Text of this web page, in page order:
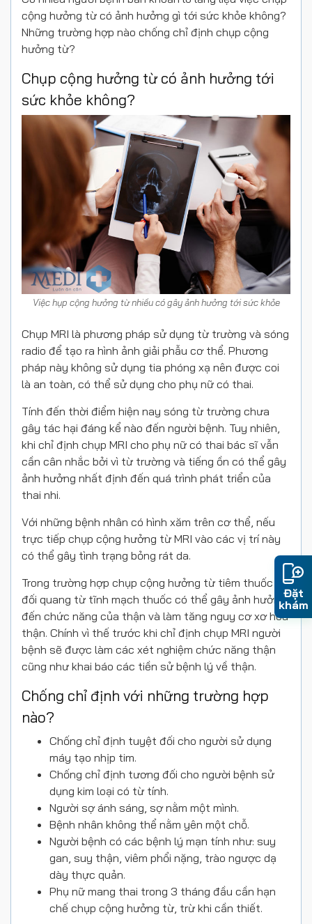
cộng hưởng từ có ảnh hưởng gì tới sức khỏe không?
Những trường hợp nào chống chỉ định chụp cộng
hưởng từ?
Chụp cộng hưởng từ có ảnh hưởng tới
sức khỏe không?
Việc hụp cộng hưởng từ nhiều có gây ảnh hưởng tới sức khỏe
Chụp MRI là phương pháp sử dụng từ trường và sóng
radio để tạo ra hình ảnh giải phẫu cơ thể. Phương
pháp này không sử dụng tia phóng xạ nên được coi
là an toàn, có thể sử dụng cho phụ nữ có thai.
Tính đến thời điểm hiện nay sóng từ trường chưa
gây tác hại đáng kể nào đến người bệnh. Tuy nhiên,
khi chỉ định chụp MRI cho phụ nữ có thai bác sĩ vẫn
cần cân nhắc bởi vì từ trường và tiếng ồn có thể gây
ảnh hưởng nhất định đến quá trình phát triển của
thai nhi.
Với những bệnh nhân có hình xăm trên cơ thể, nếu
trực tiếp chụp cộng hưởng từ MRI vào các vị trí này
có thể gây tình trạng bỏng rát da.
Trong trường hợp chụp cộng hưởng từ tiêm thuốc
đối quang từ tĩnh mạch thuốc có thể gây ảnh hưởng
đến chức năng của thận và làm tăng nguy cơ xơ hóa
thận. Chính vì thế trước khi chỉ định chụp MRI người
bệnh sẽ được làm các xét nghiệm chức năng thận
cũng như khai báo các tiền sử bệnh lý về thận.
Chống chỉ định với những trường hợp
nào?
Chống chỉ định tuyệt đối cho người sử dụng
máy tạo nhịp tim.
Chống chỉ định tương đối cho người bệnh sử
dụng kim loại có từ tính.
Người sợ ánh sáng, sợ nằm một mình.
Bệnh nhân không thể nằm yên một chỗ.
Người bệnh có các bệnh lý mạn tính như: suy
gan, suy thận, viêm phổi nặng, trào ngược dạ
dày thực quản.
Phụ nữ mang thai trong 3 tháng đầu cần hạn
chế chụp cộng hưởng từ, trừ khi cần thiết.
Đặt
khám